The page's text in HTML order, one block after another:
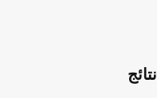
نتائج